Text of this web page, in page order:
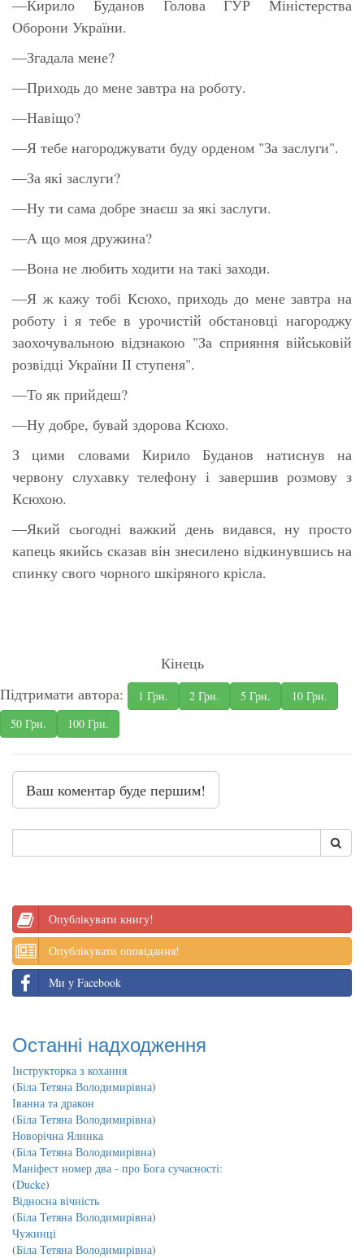
—Кирило Буданов Голова ГУР Міністерства
Оборони України.
—Згадала мене?
—Приходь до мене завтра на роботу.
—Навіщо?
—Я тебе нагороджувати буду орденом "За заслуги".
—За які заслуги?
—Ну ти сама добре знаєш за які заслуги.
—А що моя дружина?
—Вона не любить ходити на такі заходи.
—Я ж кажу тобі Ксюхо, приходь до мене завтра на
роботу і я тебе в урочистій обстановці нагороджу
заохочувальною відзнакою "За сприяння військовій
розвідці України II ступеня".
—То як прийдеш?
—Ну добре, бувай здорова Ксюхо.
З цими словами Кирило Буданов натиснув на
червону слухавку телефону і завершив розмову з
Ксюхою.
—Який сьогодні важкий день видався, ну просто
капець якийсь сказав він знесилено відкинувшись на
спинку свого чорного шкіряного крісла.
Кінець
Підтримати автора:
1 Грн. 2 Грн. 5 Грн.
10 Грн.
50 Грн.
100 Грн.
Ваш коментар буде першим!
Опублікувати книгу!
Опублікувати оповідання!
Ми у Facebook
Останні надходження
Інструкторка з кохання
(Біла Тетяна Володимирівна)
Іванна та дракон
(Біла Тетяна Володимирівна)
Новорічна Ялинка
(Біла Тетяна Володимирівна)
Маніфест номер два - про Бога сучасності:
(Ducke)
Відносна вічність
(Біла Тетяна Володимирівна)
Чужинці
(Біла Тетяна Володимирівна)